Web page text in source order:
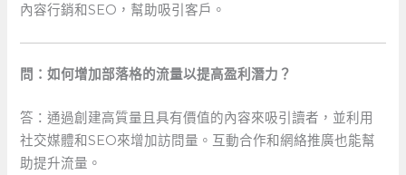
內容行銷和SEO，幫助吸引客戶。
問：如何增加部落格的流量以提高盈利潛力？
答：通過創建高質量且具有價值的內容來吸引讀者，並利用
社交媒體和SEO來增加訪問量。互動合作和網絡推廣也能幫
助提升流量。